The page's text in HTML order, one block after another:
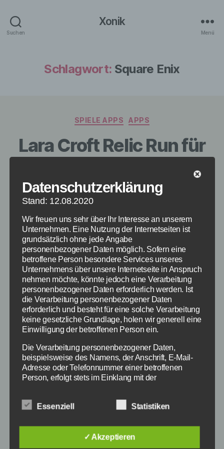
Suchen
Xonik
Menü
Schlagwort: Square Enix
Kategorien
SPIELE APPS APPS
Lara Croft Relic Run für
Android, iPhone und
iPad erschienen
Lara Croft Relic Run: Der Endless Runner für
iPhone, iPad und Android - Bildquelle: Square Enix
Endless Runner Spiel für Android, iPhone und
iPad veröffentlicht. Das Spiel ist dabei kostenlos
zum Download erhältlich und finanziert sich
über In-App-Käufe. Dabei müsst ihr mit Lara
Datenschutzerklärung
Stand: 12.08.2020
Wir freuen uns sehr über Ihr Interesse an unserem
Unternehmen. Eine Nutzung der Internetseiten ist
grundsätzlich ohne jede Angabe
personenbezogener Daten möglich. Sofern eine
betroffene Person besondere Services unseres
Unternehmens über unsere Internetseite in Anspruch
nehmen möchte, könnte jedoch eine Verarbeitung
personenbezogener Daten erforderlich werden. Ist
die Verarbeitung personenbezogener Daten
erforderlich und besteht für eine solche Verarbeitung
keine gesetzliche Grundlage, holen wir generell eine
Einwilligung der betroffenen Person ein.
Die Verarbeitung personenbezogener Daten,
beispielsweise des Namens, der Anschrift, E-Mail-
Adresse oder Telefonnummer einer betroffenen
Person, erfolgt stets im Einklang mit der
Übereinstimmung mit den für uns geltenden
landesspezifischen Datenschutzbestimmungen.
Unternehmen die Öffentlichkeit über Art, Umfang und
Zweck der von uns erhobenen, genutzten und
Essenziell Statistiken
✓ Akzeptieren